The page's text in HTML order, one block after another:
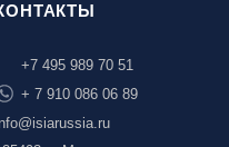
+7 495 989 70 51
+ 7 910 086 06 89